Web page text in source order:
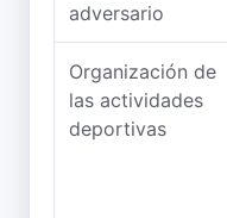
adversario
Organización de
las actividades
deportivas